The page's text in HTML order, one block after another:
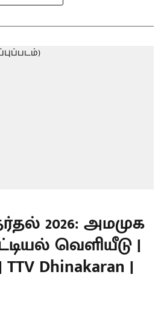
2026: அமமுக
வெளியீடு |
Dhinakaran |